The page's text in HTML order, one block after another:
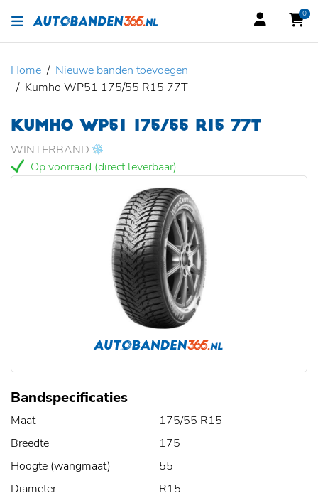
0
Home
Nieuwe banden toevoegen
Kumho WP51 175/55 R15 77T
KUMHO WP51 175/55 R15 77T
WINTERBAND
Op voorraad (direct leverbaar)
Bandspecificaties
Maat
175/55 R15
Breedte
175
Hoogte (wangmaat)
55
Diameter
R15